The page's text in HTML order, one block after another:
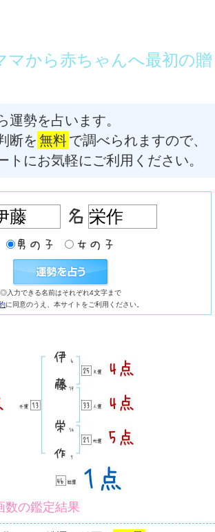
マから赤ちゃんへ最初の贈
運勢を占います。
断を 無料で調べられますので、
トにお気軽にご利用ください。
◎入力できる名前はそれぞれ4文字まで
に同意のうえ、本サイトをご利用ください。
数の鑑定結果